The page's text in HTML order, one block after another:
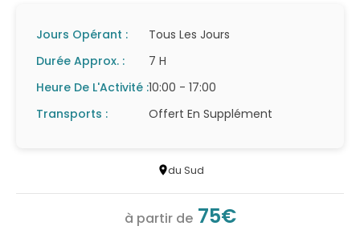
Jours Opérant :
Tous Les Jours
Durée Approx. :
7 H
Heure De L'Activité :10:00 - 17:00
Transports :
Offert En Supplément
du Sud
à partir de 75€